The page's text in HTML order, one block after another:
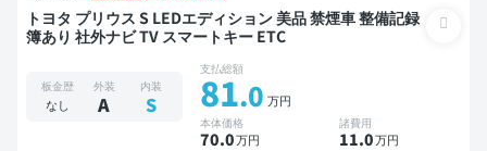
トヨタ プリウス S LEDエディション 美品 禁煙車 整備記録
簿あり 社外ナビ TV スマートキー ETC
板金歴
なし
外装
A
内装
S
支払総額
81.0 万円
本体価格
70.0万円
諸費用
11.0万円